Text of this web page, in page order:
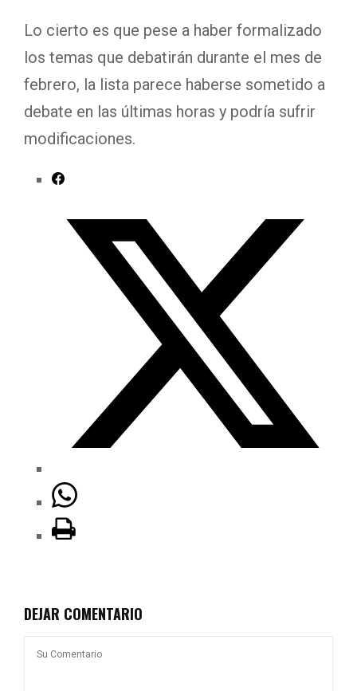
Lo cierto es que pese a haber formalizado
los temas que debatirán durante el mes de
febrero, la lista parece haberse sometido a
debate en las últimas horas y podría sufrir
modificaciones.
DEJAR COMENTARIO